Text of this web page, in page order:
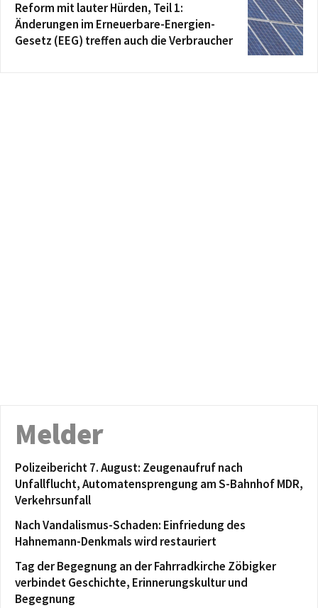
Reform mit lauter Hürden, Teil 1:
Änderungen im Erneuerbare-Energien-
Gesetz (EEG) treffen auch die Verbraucher
Melder
Polizeibericht 7. August: Zeugenaufruf nach
Unfallflucht, Automatensprengung am S-Bahnhof MDR,
Verkehrsunfall
Nach Vandalismus-Schaden: Einfriedung des
Hahnemann-Denkmals wird restauriert
Tag der Begegnung an der Fahrradkirche Zöbigker
verbindet Geschichte, Erinnerungskultur und
Begegnung